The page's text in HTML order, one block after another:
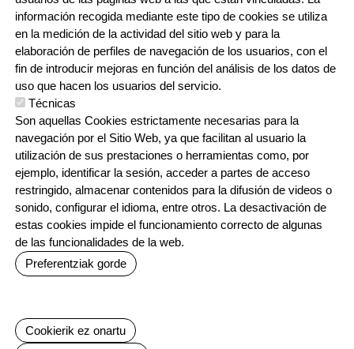
ORRI-OINA
CONTACTO
TRABAJA CON NOSOTROS
IRUDIA
Irudia Irudia Irudia
información recogida mediante este tipo de cookies se utiliza
en la medición de la actividad del sitio web y para la
elaboración de perfiles de navegación de los usuarios, con el
fin de introducir mejoras en función del análisis de los datos de
uso que hacen los usuarios del servicio.
Técnicas
Son aquellas Cookies estrictamente necesarias para la
navegación por el Sitio Web, ya que facilitan al usuario la
utilización de sus prestaciones o herramientas como, por
ejemplo, identificar la sesión, acceder a partes de acceso
restringido, almacenar contenidos para la difusión de videos o
sonido, configurar el idioma, entre otros. La desactivación de
estas cookies impide el funcionamiento correcto de algunas
de las funcionalidades de la web.
Preferentziak gorde
Cookierik ez onartu
Baimenak ezeztatu